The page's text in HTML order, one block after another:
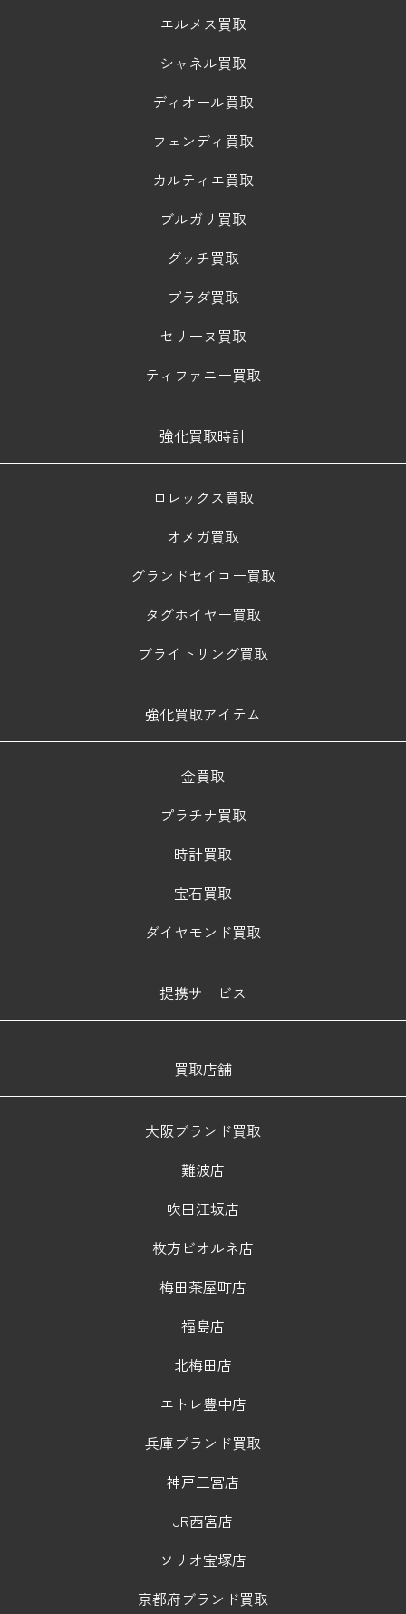
エルメス買取
シャネル買取
ディオール買取
フェンディ買取
カルティエ買取
ブルガリ買取
グッチ買取
プラダ買取
セリーヌ買取
ティファニー買取
強化買取時計
ロレックス買取
オメガ買取
グランドセイコー買取
タグホイヤー買取
ブライトリング買取
強化買取アイテム
金買取
プラチナ買取
時計買取
宝石買取
ダイヤモンド買取
提携サービス
買取店舗
大阪ブランド買取
難波店
吹田江坂店
枚方ビオルネ店
梅田茶屋町店
福島店
北梅田店
エトレ豊中店
兵庫ブランド買取
神戸三宮店
JR西宮店
ソリオ宝塚店
京都府ブランド買取